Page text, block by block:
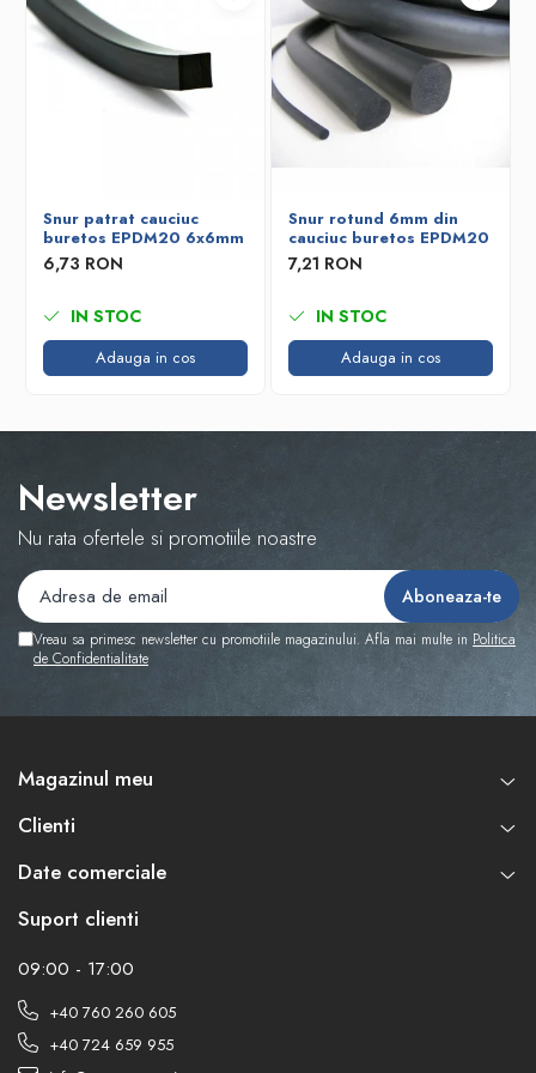
Snur patrat cauciuc
buretos EPDM20 6x6mm
6,73 RON
IN STOC
Adauga in cos
Snur rotund 6mm din
cauciuc buretos EPDM20
7,21 RON
IN STOC
Adauga in cos
Newsletter
Nu rata ofertele si promotiile noastre
Vreau sa primesc newsletter cu promotiile magazinului. Afla mai multe in Politica
de Confidentialitate
Magazinul meu
Clienti
Date comerciale
Suport clienti
09:00 - 17:00
+40 760 260 605
+40 724 659 955